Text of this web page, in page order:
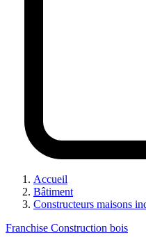
Accueil
Bâtiment
Constructeurs maisons
Franchise Construction bois